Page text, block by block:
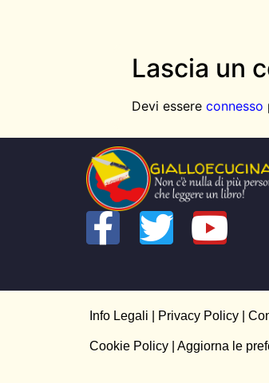
Lascia un
Devi essere connesso
Info Legali Privacy Policy
Cookie Policy | Aggiorna le